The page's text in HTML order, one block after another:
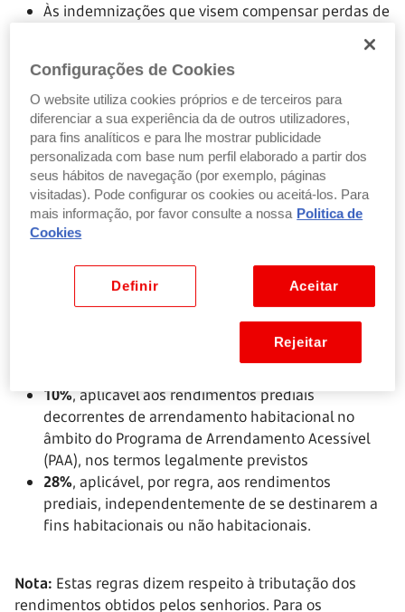
Às indemnizações que visem compensar perdas de
Às importâncias relativas aos contratos de direito
real de habitação duradoura.
Como são tributados os rendimentos prediais?
Os rendimentos prediais são, por regra, tributados
autonomamente, ou seja, não são englobados com os
Para os senhorios, e nos termos do
artigo 72.º do
10%, aplicável aos rendimentos prediais
decorrentes de arrendamento habitacional no
âmbito do Programa de Arrendamento Acessível
(PAA), nos termos legalmente previstos
28%, aplicável, por regra, aos rendimentos
prediais, independentemente de se destinarem a
fins habitacionais ou não habitacionais.
Nota: Estas regras dizem respeito à tributação dos
rendimentos obtidos pelos senhorios. Para os
Configurações de Cookies
O website utiliza cookies próprios e de terceiros para
diferenciar a sua experiência da de outros utilizadores,
para fins analíticos e para lhe mostrar publicidade
personalizada com base num perfil elaborado a partir dos
seus hábitos de navegação (por exemplo, páginas
visitadas). Pode configurar os cookies ou aceitá-los. Para
mais informação, por favor consulte a nossa Politica de
Cookies
Aceitar
Definir
Rejeitar